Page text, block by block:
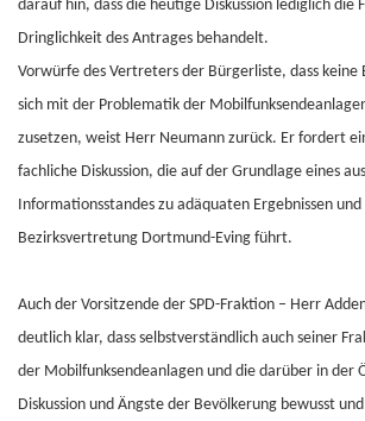
darauf hin, dass die heutige Diskussion lediglich die
Dringlichkeit des Antrages behandelt.
Vorwürfe des Vertreters der Bürgerliste, dass keine
sich mit der Problematik der
zusetzen, weist Herr Neumann zurück. Er fordert
fachliche Diskussion, die auf der Grundlage eines
Informationsstandes zu adäquaten Ergebnissen
Bezirksvertretung Dortmund-Eving führt.
Auch der Vorsitzende der SPD-Fraktion – Herr
deutlich klar, dass selbstverständlich auch seiner
der Mobilfunksendeanlagen und die darüber in der
Diskussion und Ängste der Bevölkerung bewusst